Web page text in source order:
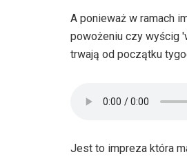
A ponieważ w ramach
powożeniu czy wyścig
trwają od początku
Jest to impreza która